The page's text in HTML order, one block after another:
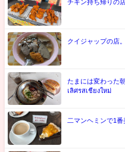
チキン持ち帰り
クイジャップの店
たまには変わった
เลิศรสเชียงใหม่
二マンヘミンで1